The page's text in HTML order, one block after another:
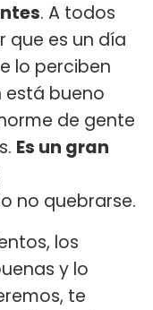
. A todos
que es un día
lo perciben
está bueno
de gente
Es un gran
no quebrarse.
los
y lo
te